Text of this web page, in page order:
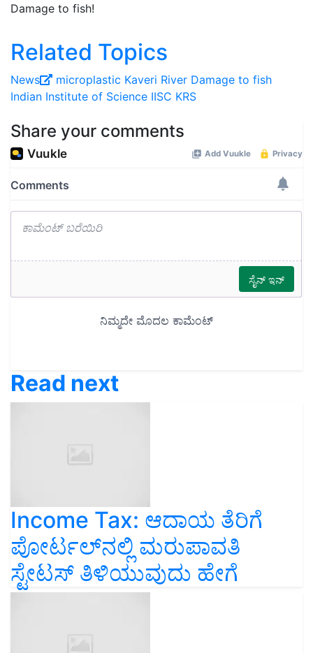
Damage to fish!
Related Topics
News microplastic Kaveri River Damage to fish
Indian Institute of Science IISC KRS
Share your comments
Read next
Income Tax: ಆದಾಯ ತೆರಿಗೆ
ಪೋರ್ಟಲ್‌ನಲ್ಲಿ ಮರುಪಾವತಿ
ಸ್ಟೇಟಸ್ ತಿಳಿಯುವುದು ಹೇಗೆ